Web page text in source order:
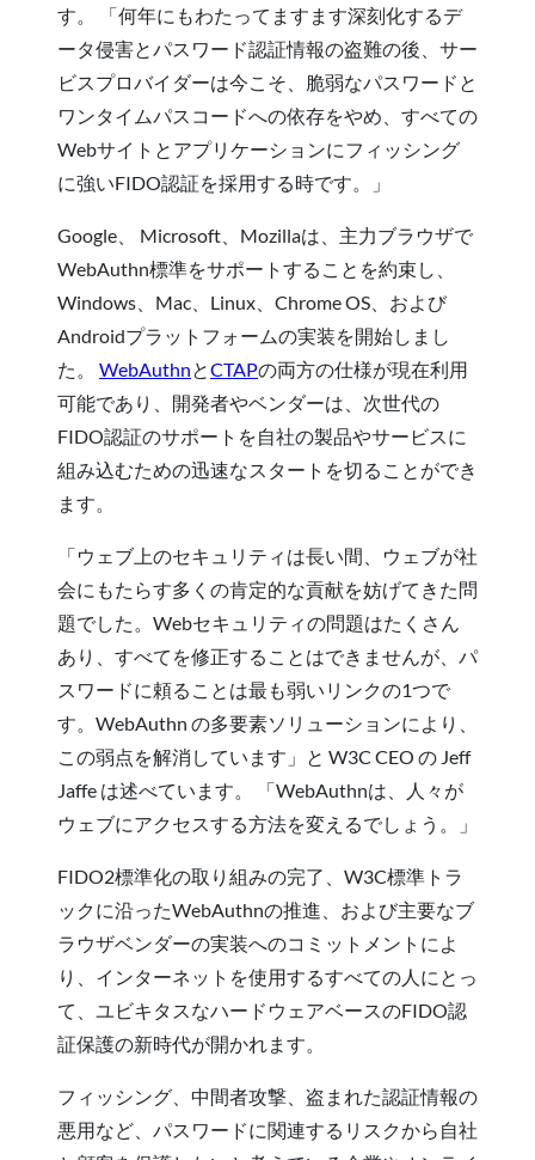
す。 「何年にもわたってますます深刻化するデ
ータ侵害とパスワード認証情報の盗難の後、サー
ビスプロバイダーは今こそ、脆弱なパスワードと
ワンタイムパスコードへの依存をやめ、すべての
Webサイトとアプリケーションにフィッシング
に強いFIDO認証を採用する時です。」
Google、 Microsoft、Mozillaは、主力ブラウザで
WebAuthn標準をサポートすることを約束し、
Windows、Mac、Linux、Chrome OS、および
Androidプラットフォームの実装を開始しまし
た。 WebAuthnとCTAPの両方の仕様が現在利用
可能であり、開発者やベンダーは、次世代の
FIDO認証のサポートを自社の製品やサービスに
組み込むための迅速なスタートを切ることができ
ます。
「ウェブ上のセキュリティは長い間、ウェブが社
会にもたらす多くの肯定的な貢献を妨げてきた問
題でした。Webセキュリティの問題はたくさん
あり、すべてを修正することはできませんが、パ
スワードに頼ることは最も弱いリンクの1つで
す。WebAuthn の多要素ソリューションにより、
この弱点を解消しています」と W3C CEO の Jeff
Jaffe は述べています。 「WebAuthnは、人々が
ウェブにアクセスする方法を変えるでしょう。」
FIDO2標準化の取り組みの完了、W3C標準トラ
ックに沿ったWebAuthnの推進、および主要なブ
ラウザベンダーの実装へのコミットメントによ
り、インターネットを使用するすべての人にとっ
て、ユビキタスなハードウェアベースのFIDO認
証保護の新時代が開かれます。
フィッシング、中間者攻撃、盗まれた認証情報の
悪用など、パスワードに関連するリスクから自社